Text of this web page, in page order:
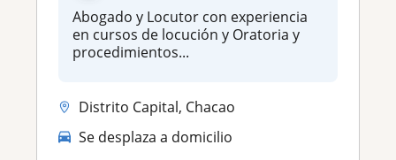
Abogado y Locutor con experiencia
en cursos de locución y Oratoria y
procedimientos...
Distrito Capital, Chacao
Se desplaza a domicilio